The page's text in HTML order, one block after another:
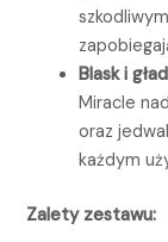
Blask i
Miracle
oraz
każdym
Zalety zestawu: